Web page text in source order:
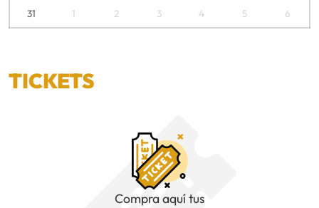
31 1 2 3 4 5 6
TICKETS
Compra aquí tus